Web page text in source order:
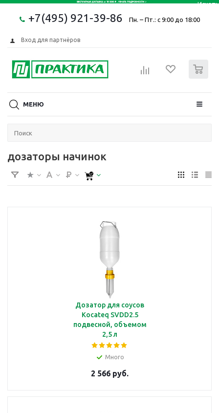
+7(495) 921-39-86 Пн. – Пт.: с 9:00 до 18:00
Вход для партнёров
МЕНЮ
дозаторы начинок
Дозатор для соусов
Kocateq SVDD2.5
подвесной, объемом
2,5 л
Много
2 566 руб.